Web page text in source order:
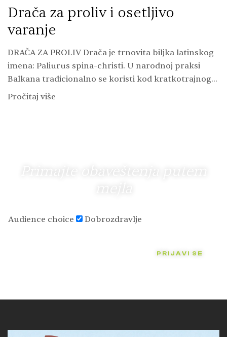
Drača za proliv i osetljivo
varanje
DRAČA ZA PROLIV Drača je trnovita biljka latinskog
imena: Paliurus spina-christi. U narodnoj praksi
Balkana tradicionalno se koristi kod kratkotrajnog
proliva i osetljivog varenja. Kod proliva je najvažnija
Pročitaj više
Audience choice Dobrozdravlje
PRIJAVI SE